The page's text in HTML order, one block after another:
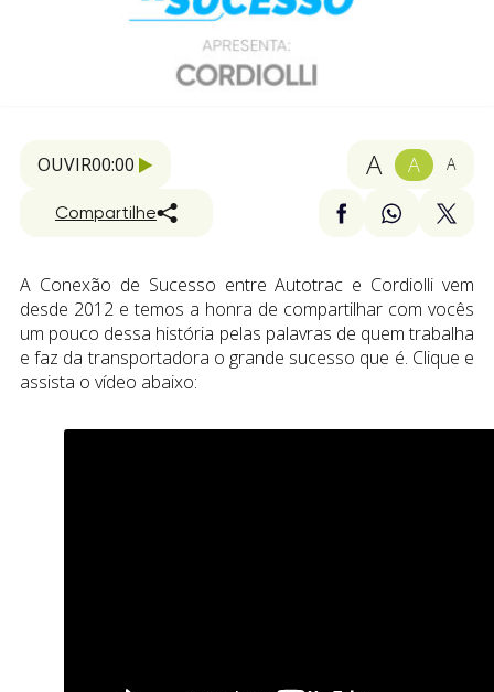
OUVIR00:00 A A A
Compartilhe
A Conexão de Sucesso entre Autotrac e Cordiolli vem
desde 2012 e temos a honra de compartilhar com vocês
um pouco dessa história pelas palavras de quem trabalha
e faz da transportadora o grande sucesso que é. Clique e
assista o vídeo abaixo: